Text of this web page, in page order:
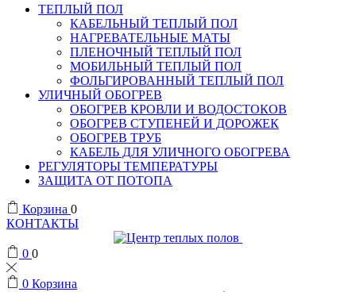
ТЕПЛЫЙ ПОЛ
КАБЕЛЬНЫЙ ТЕПЛЫЙ ПОЛ
НАГРЕВАТЕЛЬНЫЕ МАТЫ
ПЛЕНОЧНЫЙ ТЕПЛЫЙ ПОЛ
МОБИЛЬНЫЙ ТЕПЛЫЙ ПОЛ
ФОЛЬГИРОВАННЫЙ ТЕПЛЫЙ ПОЛ
УЛИЧНЫЙ ОБОГРЕВ
ОБОГРЕВ КРОВЛИ И ВОДОСТОКОВ
ОБОГРЕВ СТУПЕНЕЙ И ДОРОЖЕК
ОБОГРЕВ ТРУБ
КАБЕЛЬ ДЛЯ УЛИЧНОГО ОБОГРЕВА
РЕГУЛЯТОРЫ ТЕМПЕРАТУРЫ
ЗАЩИТА ОТ ПОТОПА
Корзина 0
КОНТАКТЫ
0 0
0 Корзина